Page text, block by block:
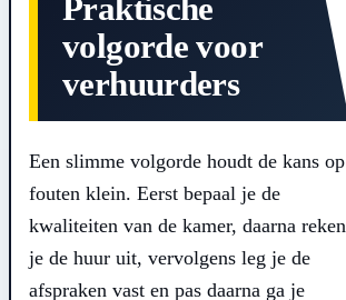
Praktische
volgorde voor
verhuurders
Een slimme volgorde houdt de kans op
fouten klein. Eerst bepaal je de
kwaliteiten van de kamer, daarna reken
je de huur uit, vervolgens leg je de
afspraken vast en pas daarna ga je